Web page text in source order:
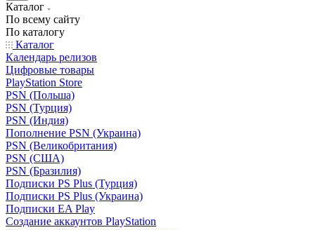
Каталог
По всему сайту
По каталогу
Каталог
Календарь релизов
Цифровые товары
PlayStation Store
PSN (Польша)
PSN (Турция)
PSN (Индия)
Пополнение PSN (Украина)
PSN (Великобритания)
PSN (США)
PSN (Бразилия)
Подписки PS Plus (Турция)
Подписки PS Plus (Украина)
Подписки EA Play
Создание аккаунтов PlayStation